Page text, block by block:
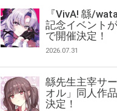
『VivA! 緜/
記念イベント
で開催決定！
2026.07.31
緜先生主宰サ
オル」同人作
決定！